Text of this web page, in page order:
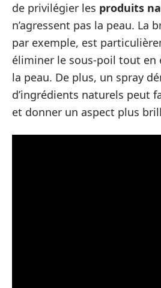
de privilégier les produits
n’agressent pas la peau. La
par exemple, est
éliminer le sous-poil tout en
la peau. De plus, un spray
d’ingrédients naturels peut
et donner un aspect plus